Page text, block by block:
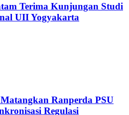
Terima Kunjungan Studi
UII Yogyakarta
Ranperda PSU
Regulasi